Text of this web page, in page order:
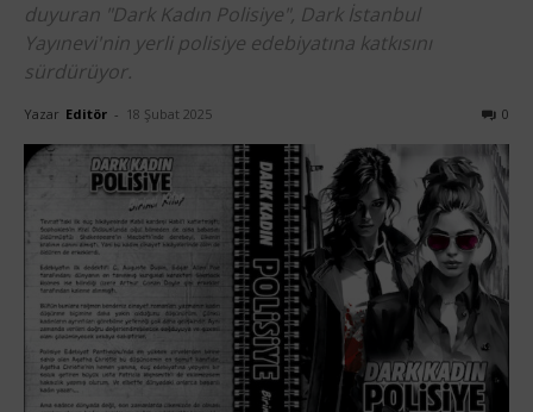
duyuran "Dark Kadın Polisiye", Dark İstanbul
Yayınevi'nin yerli polisiye edebiyatına katkısını
sürdürüyor.
Yazar Editör - 18 Şubat 2025 0